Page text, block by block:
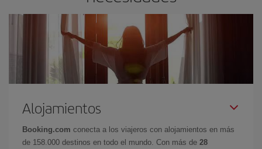
Alojamientos
Booking.com conecta a los viajeros con alojamientos en más
de 158.000 destinos en todo el mundo. Con más de 28